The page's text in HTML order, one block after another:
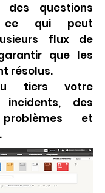
des questions
ce qui peut
flux de
que les
résolus.
tiers votre
des
et